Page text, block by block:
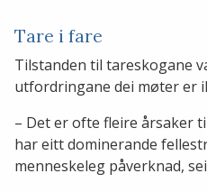
Tare i fare
Tilstanden til tareskogane
utfordringane dei møter er
– Det er ofte fleire årsaker
har eitt dominerande
menneskeleg påverknad,